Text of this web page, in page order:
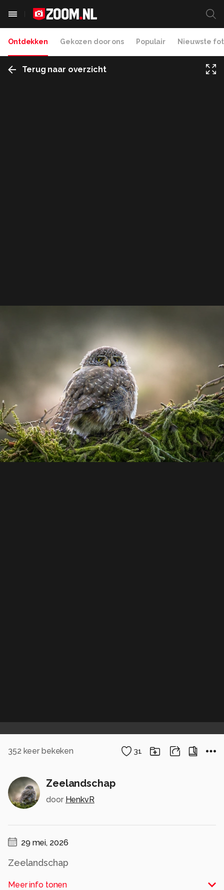
Ontdekken Gekozen door ons Populair Nieuwste
Terug naar overzicht
352 keer bekeken 31
Zeelandschap
door HenkvR
29 mei, 2026
Zeelandschap
Alle rechten voorbehouden
Meer info tonen